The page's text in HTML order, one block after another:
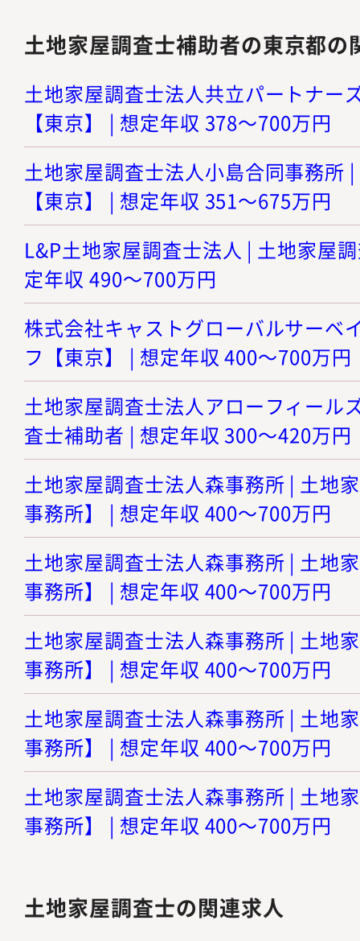
土地家屋調査士補助者の東京都の
土地家屋調査士法人共立パートナー
【東京】 | 想定年収 378～700万円
土地家屋調査士法人小島合同事務所
【東京】 | 想定年収 351～675万円
L&P土地家屋調査士法人 | 土地家屋
定年収 490～700万円
株式会社キャストグローバルサーベ
フ【東京】 | 想定年収 400～700万円
土地家屋調査士法人アローフィール
査士補助者 | 想定年収 300～420万円
土地家屋調査士法人森事務所 | 土地
事務所】 | 想定年収 400～700万円
土地家屋調査士法人森事務所 | 土地
事務所】 | 想定年収 400～700万円
土地家屋調査士法人森事務所 | 土地
事務所】 | 想定年収 400～700万円
土地家屋調査士法人森事務所 | 土地
事務所】 | 想定年収 400～700万円
土地家屋調査士法人森事務所 | 土地
事務所】 | 想定年収 400～700万円
土地家屋調査士の関連求人